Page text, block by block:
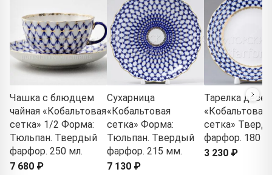
Чашка с блюдцем
чайная «Кобальтовая
сетка» 1/2 Форма:
Тюльпан. Твердый
фарфор. 250 мл.
7 680 ₽
Сухарница
«Кобальтовая
сетка» Форма:
Тюльпан. Твердый
фарфор. 215 мм.
7 130 ₽
Тарелка
«Кобальтовая
сетка»
фарфор. 180
3 230 ₽